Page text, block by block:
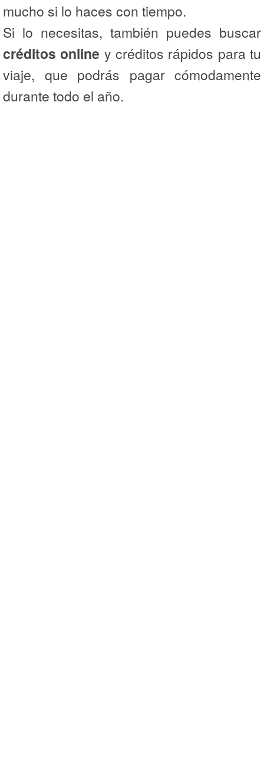
mucho si lo haces con tiempo.
Si lo necesitas, también puedes buscar
créditos online y créditos rápidos para tu
viaje, que podrás pagar cómodamente
durante todo el año.